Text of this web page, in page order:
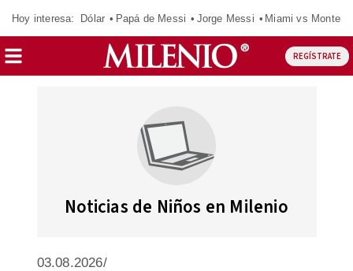
Hoy interesa: Dólar Papá de Messi Jorge Messi Miami vs
REGÍSTRATE
Noticias de Niños en Milenio
03.08.2026/